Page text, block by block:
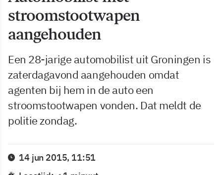
stroomstootwapen
aangehouden
Een 28-jarige automobilist uit Groningen is
zaterdagavond aangehouden omdat
agenten bij hem in de auto een
stroomstootwapen vonden. Dat meldt de
politie zondag.
14 jun 2015, 11:51